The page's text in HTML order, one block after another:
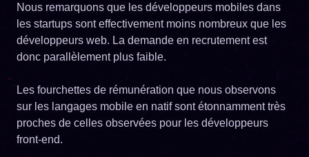
Nous remarquons que les développeurs mobiles dans
les startups sont effectivement moins nombreux que les
développeurs web. La demande en recrutement est
donc parallèlement plus faible.
Les fourchettes de rémunération que nous observons
sur les langages mobile en natif sont étonnamment très
proches de celles observées pour les développeurs
front-end.